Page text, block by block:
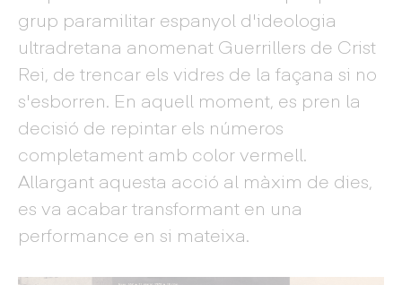
grup paramilitar espanyol d'ideologia
ultradretana anomenat Guerrillers de Crist
Rei, de trencar els vidres de la façana si no
s'esborren. En aquell moment, es pren la
decisió de repintar els números
completament amb color vermell.
Allargant aquesta acció al màxim de dies,
es va acabar transformant en una
performance en si mateixa.